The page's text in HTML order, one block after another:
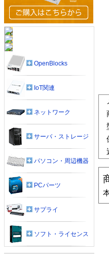
OpenBlocks
IoT関連
ネットワーク
サーバ・ストレージ
パソコン・周辺機器
PCパーツ
サプライ
ソフト・ライセンス